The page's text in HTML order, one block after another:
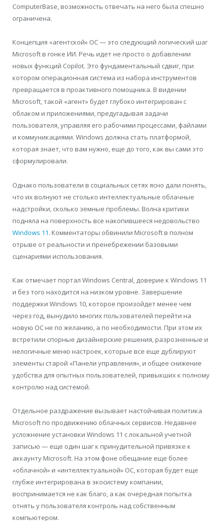
ComputerBase, возможность отвечать на него была спешно
ограничена.
Концепция «агентской» ОС — это следующий логический шаг
Microsoft в гонке ИИ. Речь идет не просто о добавлении
новых функций Copilot. Это фундаментальный сдвиг, при
котором операционная система из набора инструментов
превращается в проактивного помощника. В видении
Microsoft, такой «агент» будет глубоко интегрирован с
облаком и приложениями, предугадывая задачи
пользователя, управляя его рабочими процессами, файлами
и коммуникациями. Windows должна стать платформой,
которая знает, что вам нужно, еще до того, как вы сами это
сформулировали.
Однако пользователи в социальных сетях ясно дали понять,
что их волнуют не столько интеллектуальные облачные
надстройки, сколько земные проблемы. Волна критики
подняла на поверхность все накопившееся недовольство
Windows 11. Комментаторы обвинили Microsoft в полном
отрыве от реальности и пренебрежении базовыми
сценариями использования.
Как отмечает портал Windows Central, доверие к Windows 11
и без того находится на низком уровне. Завершение
поддержки Windows 10, которое произойдет менее чем
через год, вынудило многих пользователей перейти на
новую ОС не по желанию, а по необходимости. При этом их
встретили спорные дизайнерские решения, разрозненные и
нелогичные меню настроек, которые все еще дублируют
элементы старой «Панели управления», и общее снижение
удобства для опытных пользователей, привыкших к полному
контролю над системой.
Отдельное раздражение вызывает настойчивая политика
Microsoft по продвижению облачных сервисов. Недавнее
усложнение установки Windows 11 с локальной учетной
записью — еще один шаг к принудительной привязке к
аккаунту Microsoft. На этом фоне обещание еще более
«облачной» и «интеллектуальной» ОС, которая будет еще
глубже интегрирована в экосистему компании,
воспринимается не как благо, а как очередная попытка
отнять у пользователя контроль над собственным
компьютером.